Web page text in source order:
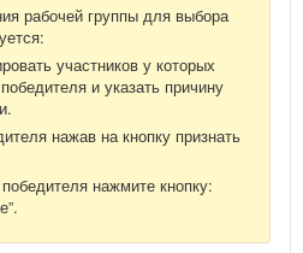
рабочей группы для выбора
участников у которых
и указать причину
нажав на кнопку признать
нажмите кнопку: